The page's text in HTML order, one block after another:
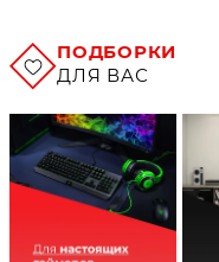
ПОДБОРКИ
ДЛЯ ВАС